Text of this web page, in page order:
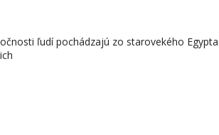
ľudí pochádzajú zo starovekého